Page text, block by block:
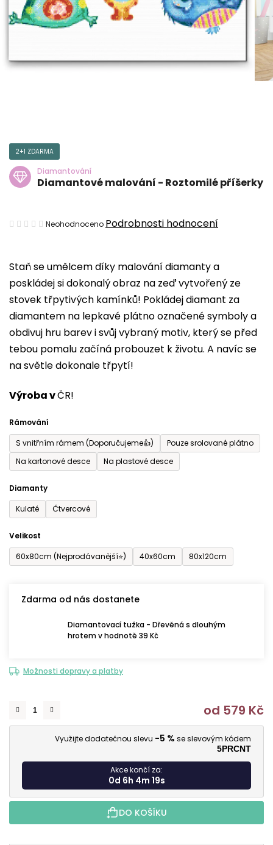
Staň se umělcem díky malování diamanty a
poskládej si dokonalý obraz na zeď vytvořený ze
stovek třpytivých kamínků! Pokládej diamant za
diamantem na lepkavé plátno označené symboly a
obdivuj hru barev i svůj vybraný motiv, který se před
tebou pomalu začíná probouzet k životu. A navíc se
na světle dokonale třpytí!
Výroba vČR!
Rámování
S vnitřním rámem (Doporučujeme👍)
Pouze srolované plátno
Na kartonové desce
Na plastové desce
Diamanty
Kulaté
Čtvercové
Velikost
60x80cm (Nejprodávanější⭐)
40x60cm 80x120cm
Zdarma od nás dostanete
Diamantovací tužka - Dřevěná s dlouhým
hrotem v hodnotě 39 Kč
Možnosti dopravy a platby
od 579 Kč
Využijte dodatečnou slevu -5 % se slevovým kódem
5PRCNT
Akce končí za:
0d 6h 4m 17s
DO KOŠÍKU
2+1 ZDARMA
Diamantování
Diamantové malování - Roztomilé příšerky
Průměrné
je
0,0
z
5
hvězdiček.
Neohodnoceno Podrobnosti hodnocení